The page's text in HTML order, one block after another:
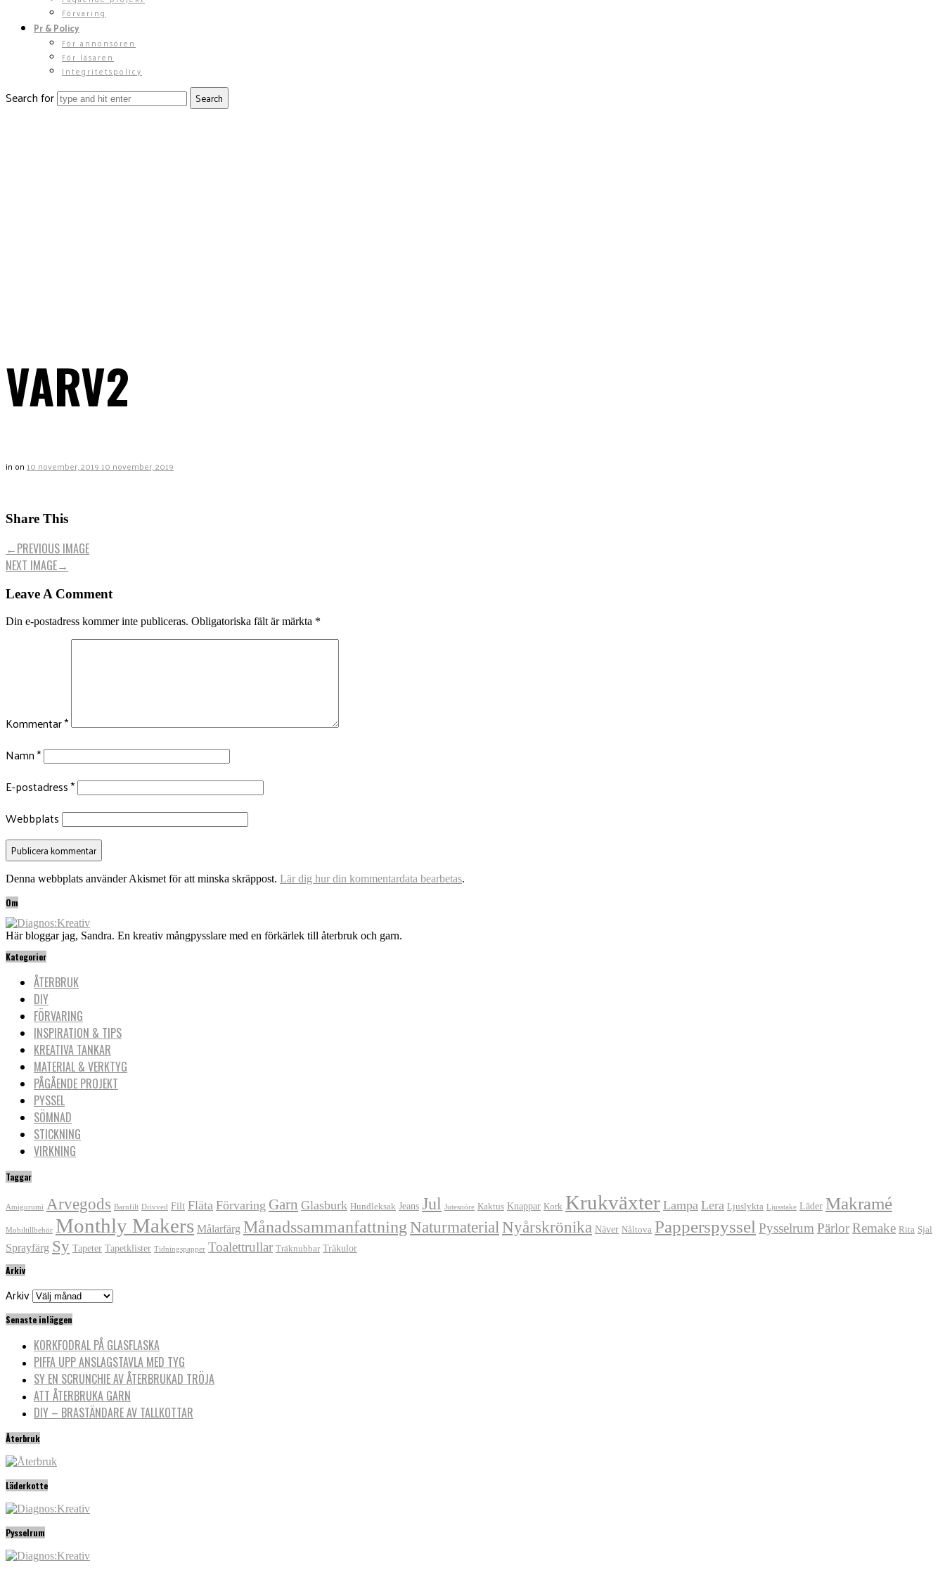
Förvaring
Pr & Policy
För annonsören
För läsaren
Integritetspolicy
Search for
VARV2
in on 10 november, 2019 10 november, 2019
Share This
←PREVIOUS IMAGE
NEXT IMAGE→
Leave A Comment
Din e-postadress kommer inte publiceras. Obligatoriska fält är märkta *
Kommentar*
Namn*
E-postadress*
Webbplats
Denna webbplats använder Akismet för att minska skräppost. Lär dig hur din kommentardata bearbetas.
Om
Här bloggar jag, Sandra. En kreativ mångpysslare med en förkärlek till återbruk och garn.
Kategorier
ÅTERBRUK
DIY
FÖRVARING
INSPIRATION & TIPS
KREATIVA TANKAR
MATERIAL & VERKTYG
PÅGÅENDE PROJEKT
PYSSEL
SÖMNAD
STICKNING
VIRKNING
Taggar
Amigurumi Arvegods Barnfilt Drivved Filt Fläta Förvaring Garn Glasburk Hundleksak Jeans Jul Jutesnöre Kaktus Knappar Kork Krukväxter Lampa Lera Ljuslykta Ljusstake Läder Makramé
Mobiltillbehör Monthly Makers Målarfärg Månadssammanfattning Naturmaterial Nyårskrönika Näver Nåltova Papperspyssel Pysselrum PärlorRemake Rita Sjal
Sprayfärg Sy Tapeter Tapetklister Tidningspapper Toalettrullar Träknubbar Träkulor
Arkiv
Arkiv
Senaste inläggen
KORKFODRAL PÅ GLASFLASKA
PIFFA UPP ANSLAGSTAVLA MED TYG
SY EN SCRUNCHIE AV ÅTERBRUKAD TRÖJA
ATT ÅTERBRUKA GARN
DIY – BRASTÄNDARE AV TALLKOTTAR
Återbruk
Läderkotte
Pysselrum